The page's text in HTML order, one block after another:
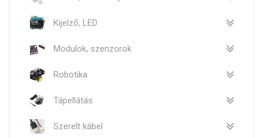
Kijelző, LED
Modulok, szenzorok
Robotika
Tápellátás
Szerelt kábel